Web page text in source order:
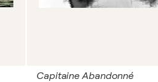
Capitaine Abandonné